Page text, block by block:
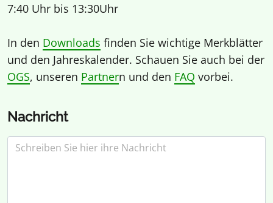
7:40 Uhr bis 13:30Uhr
In den Downloads finden Sie wichtige Merkblätter
und den Jahreskalender. Schauen Sie auch bei der
OGS, unseren Partnern und den FAQ vorbei.
Nachricht